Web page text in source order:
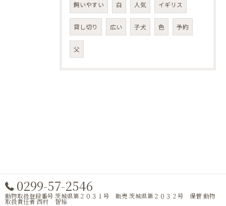
飼いやすい 白 人気 イギリス
貸し切り 広い 子犬 色 予約
父
0299-57-2546
動物取扱登録番号 茨城県第２０３１号 販売 茨城県第２０３２号 保管 動物
取扱責任者 西村 智裕